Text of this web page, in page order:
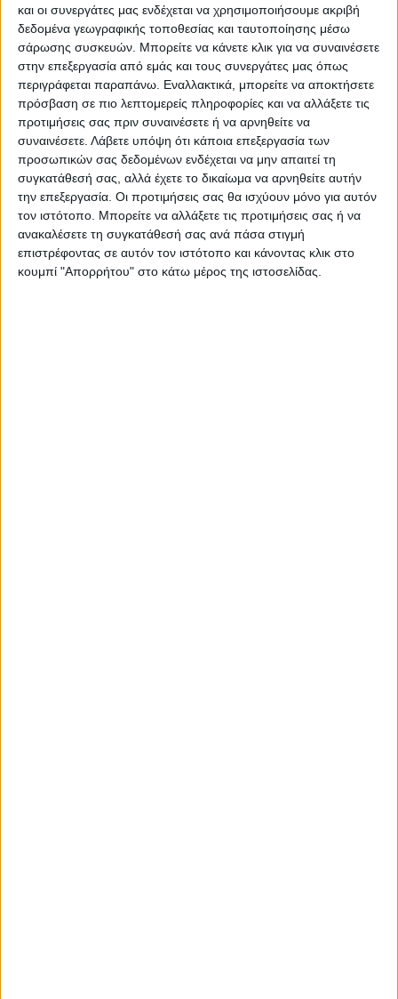
και οι συνεργάτες μας ενδέχεται να χρησιμοποιήσουμε ακριβή
δεδομένα γεωγραφικής τοποθεσίας και ταυτοποίησης μέσω
σάρωσης συσκευών. Μπορείτε να κάνετε κλικ για να συναινέσετε
στην επεξεργασία από εμάς και τους συνεργάτες μας όπως
περιγράφεται παραπάνω. Εναλλακτικά, μπορείτε να αποκτήσετε
πρόσβαση σε πιο λεπτομερείς πληροφορίες και να αλλάξετε τις
προτιμήσεις σας πριν συναινέσετε ή να αρνηθείτε να
συναινέσετε. Λάβετε υπόψη ότι κάποια επεξεργασία των
προσωπικών σας δεδομένων ενδέχεται να μην απαιτεί τη
συγκατάθεσή σας, αλλά έχετε το δικαίωμα να αρνηθείτε αυτήν
την επεξεργασία. Οι προτιμήσεις σας θα ισχύουν μόνο για αυτόν
τον ιστότοπο. Μπορείτε να αλλάξετε τις προτιμήσεις σας ή να
ανακαλέσετε τη συγκατάθεσή σας ανά πάσα στιγμή
επιστρέφοντας σε αυτόν τον ιστότοπο και κάνοντας κλικ στο
κουμπί "Απορρήτου" στο κάτω μέρος της ιστοσελίδας.
https://neosagon.gr
Η Αρχαιότερη Καθημερινή Πρωινή Εφημερίδα της Καρδίτσας
ΠΑΡΟΜΟΙΑ ΑΡΘΡΑ